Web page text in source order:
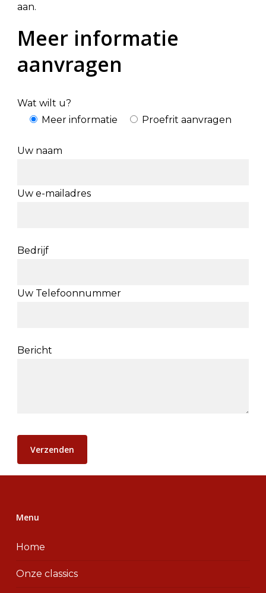
aan.
Meer informatie
aanvragen
Wat wilt u?
Meer informatie
Proefrit aanvragen
Uw naam
Uw e-mailadres
Bedrijf
Uw Telefoonnummer
Bericht
Menu
Home
Onze classics